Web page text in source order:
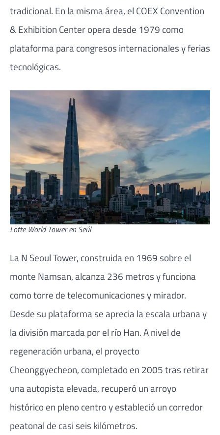
tradicional. En la misma área, el COEX Convention
& Exhibition Center opera desde 1979 como
plataforma para congresos internacionales y ferias
tecnológicas.
Lotte World Tower en Seúl
LaN Seoul Tower, construida en 1969 sobre el
monte Namsan, alcanza 236 metros y funciona
como torre de telecomunicaciones y mirador.
Desde su plataforma se aprecia la escala urbana y
la división marcada por el río Han. A nivel de
regeneración urbana, el proyecto
Cheonggyecheon, completado en 2005 tras retirar
una autopista elevada, recuperó un arroyo
histórico en pleno centro y estableció un corredor
peatonal de casi seis kilómetros.